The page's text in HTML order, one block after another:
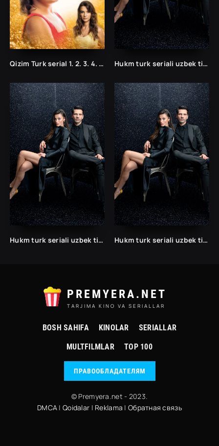
Qizim Turk serial 1. 2. 3. 4. 5. 6. 7. 8 qism uzbek tilida barcha qism tarjima serial skachat Hukm turk seriali uzbek tilida /Хукм турк сериали ўзбек тилида/ 203. 204. 205. 206. 207. 208. 209. 210. 211. 212. 213. 214. 215 barcha qismlari.
Hukm turk seriali uzbek tilida /Хукм турк сериали ўзбек тилида/ 203. 204. 205. 206. 207. 208. 209. 210. 211. 212. 213. 214. 215 barcha qismlari. Hukm turk seriali uzbek tilida /Хукм турк сериали ўзбек тилида/ 203. 204. 205. 206. 207. 208. 209. 210. 211. 212. 213. 214. 215 barcha qismlari.
PREMYERA.NET
TARJIMA KINO VA SERIALLAR
BOSH SAHIFA KINOLAR SERIALLAR
MULTFILMLAR TOP 100
ПРАВООБЛАДАТЕЛЯМ
© Premyera.net - 2023.
DMCA |Qoidalar | Reklama | Обратная связь